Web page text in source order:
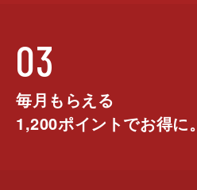
03
毎月もらえる
1,200ポイントでお得に。